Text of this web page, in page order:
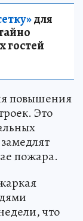
для
гостей
повышения
Это
пожара.
что